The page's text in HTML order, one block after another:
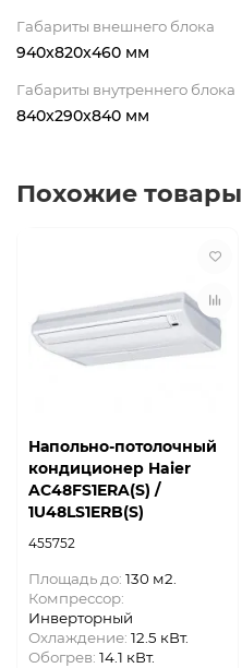
Габариты внешнего блока
940x820x460 мм
Габариты внутреннего блока
840x290x840 мм
Похожие товары
Напольно-потолочный
кондиционер Haier
AC48FS1ERA(S) /
1U48LS1ERB(S)
455752
Площадь до: 130 м2.
Компрессор:
Инверторный
Охлаждение: 12.5 кВт.
Обогрев: 14.1 кВт.